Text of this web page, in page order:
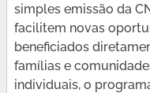
simples emissão da
facilitem novas
beneficiados
famílias e
individuais, o